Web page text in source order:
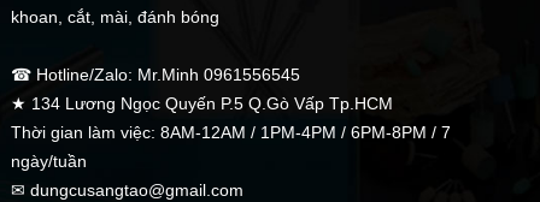
khoan, cắt, mài, đánh bóng
☎ Hotline/Zalo: Mr.Minh 0961556545
★ 134 Lương Ngọc Quyến P.5 Q.Gò Vấp Tp.HCM
Thời gian làm việc: 8AM-12AM / 1PM-4PM / 6PM-8PM / 7
ngày/tuần
✉ dungcusangtao@gmail.com